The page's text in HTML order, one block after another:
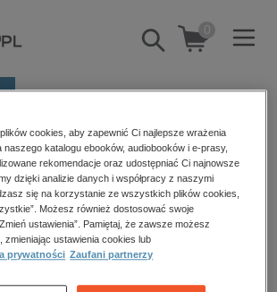
Pokaż/schowaj
wyszukiwarkę
0
E-prasa
aranżacja wnętrz
branżowe, gospodarka
Dawn G. Harris
Filtrowanie
cookies, aby zapewnić Ci najlepsze wrażenia
katalogu ebooków, audiobooków i e-prasy,
rekomendacje oraz udostępniać Ci najnowsze
dzięki analizie danych i współpracy z naszymi
się na korzystanie ze wszystkich plików cookies,
Możesz również dostosować swoje
ustawienia”. Pamiętaj, że zawsze możesz
zmieniając ustawienia cookies lub
prywatności Zaufani partnerzy